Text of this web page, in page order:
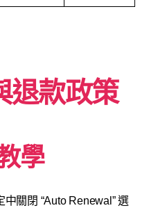
退款政策
學
關閉 “Auto Renewal” 選